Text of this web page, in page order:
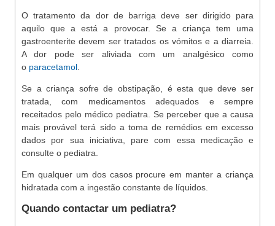
O tratamento da dor de barriga deve ser dirigido para
aquilo que a está a provocar. Se a criança tem uma
gastroenterite devem ser tratados os vómitos e a diarreia.
A dor pode ser aliviada com um analgésico como
o paracetamol
Se a criança sofre de obstipação, é esta que deve ser
tratada, com medicamentos adequados e sempre
receitados pelo médico pediatra. Se perceber que a causa
mais provável terá sido a toma de remédios em excesso
dados por sua iniciativa, pare com essa medicação e
consulte o pediatra.
Em qualquer um dos casos procure em manter a criança
hidratada com a ingestão constante de líquidos.
Quando contactar um pediatra?